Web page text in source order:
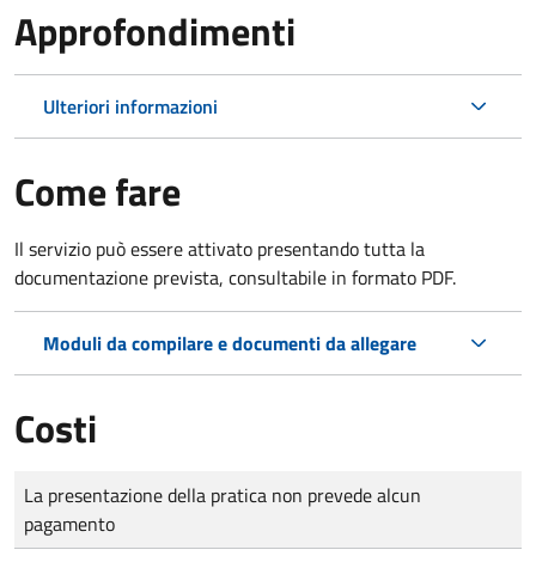
Approfondimenti
Ulteriori informazioni
Come fare
Il servizio può essere attivato presentando tutta la
documentazione prevista, consultabile in formato PDF.
Moduli da compilare e documenti da allegare
Costi
Tipo di pagamento
Importo
La presentazione della pratica non prevede alcun
pagamento